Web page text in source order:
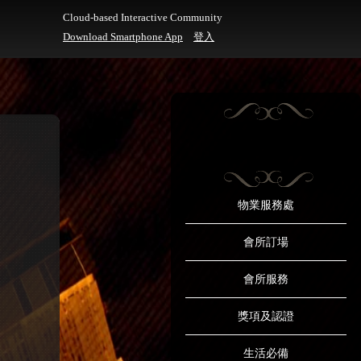
Cloud-based Interactive Community
Download Smartphone App
登入
物業服務處
會所訂場
會所服務
獎項及認證
生活必備